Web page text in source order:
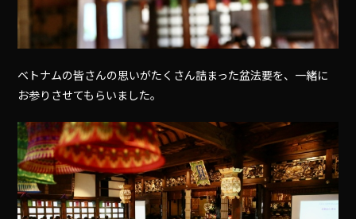
ベトナムの皆さんの思いがたくさん詰まった盆法要を、一緒に
お参りさせてもらいました。